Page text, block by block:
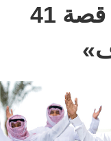
«خليجنا واحد» يروي قصة 41